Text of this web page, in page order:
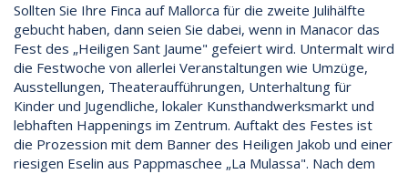
Sollten Sie Ihre Finca auf Mallorca für die zweite Julihälfte
gebucht haben, dann seien Sie dabei, wenn in Manacor das
Fest des „Heiligen Sant Jaume" gefeiert wird. Untermalt wird
die Festwoche von allerlei Veranstaltungen wie Umzüge,
Ausstellungen, Theateraufführungen, Unterhaltung für
Kinder und Jugendliche, lokaler Kunsthandwerksmarkt und
lebhaften Happenings im Zentrum. Auftakt des Festes ist
die Prozession mit dem Banner des Heiligen Jakob und einer
riesigen Eselin aus Pappmaschee „La Mulassa". Nach dem